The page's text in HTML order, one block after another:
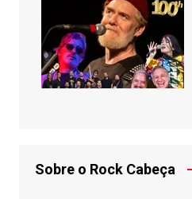
Sobre o Rock Cabeça